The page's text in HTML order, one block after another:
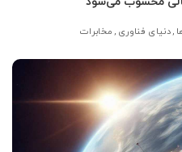
دنیای فناوری مخابرات